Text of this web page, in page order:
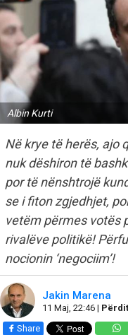
Albin Kurti
Në krye të herës, ajo
nuk dëshiron të
por të nënshtrojë
se i fiton zgjedhjet,
vetëm përmes votës
rivalëve politikë!
nocionin ‘negociim’!
Jakin Marena
11 Maj, 22:46 |
Share